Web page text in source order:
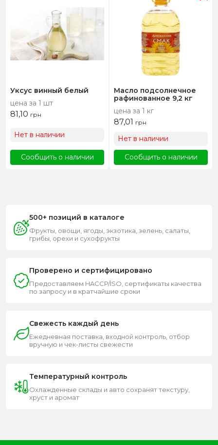
Уксус винный белый
цена за 1 шт
81,10 грн
Нет в наличии
Сообщить о наличии
Масло подсолнечное
рафинованное 9,2 кг
цена за 1 кг
87,01 грн
Нет в наличии
Сообщить о наличии
500+ позиций в каталоге
Фрукты, овощи, ягоды, экзотика, зелень, салаты,
грибы, орехи и сухофрукты
Проверено и сертифицировано
Предоставляем HACCP/ISO, сертификаты качества
по запросу и в кратчайшие сроки
Свежесть каждый день
Ежедневная поставка, входной контроль, отбор
вручную и чек-листы свежести
Температурный контроль
Охлажденные склады и авто сохранят текстуру,
хруст и аромат